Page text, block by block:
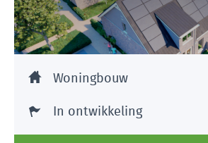
Woningbouw
In ontwikkeling